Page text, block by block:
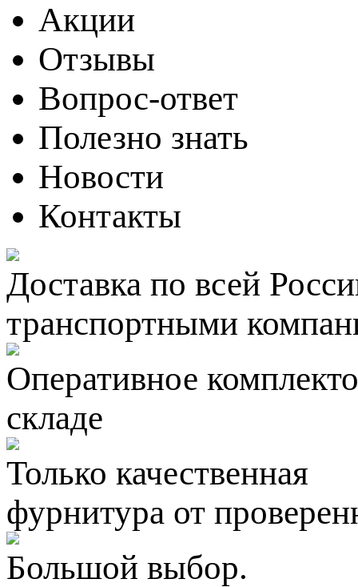
Акции
Отзывы
Вопрос-ответ
Полезно знать
Новости
Контакты
Доставка по всей
транспортными
Оперативное
складе
Только качественная
фурнитура от
Большой выбор.